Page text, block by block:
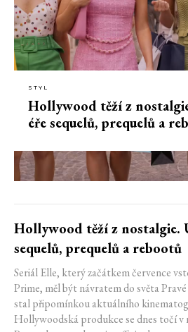
STYL
Hollywood těží z
éře sequelů, prequelů a
Hollywood těží z nostalgie.
sequelů, prequelů a rebootů
Seriál Elle, který začátkem července
Prime, měl být návratem do světa
stal připomínkou aktuálního
Hollywoodská produkce se dnes točí v